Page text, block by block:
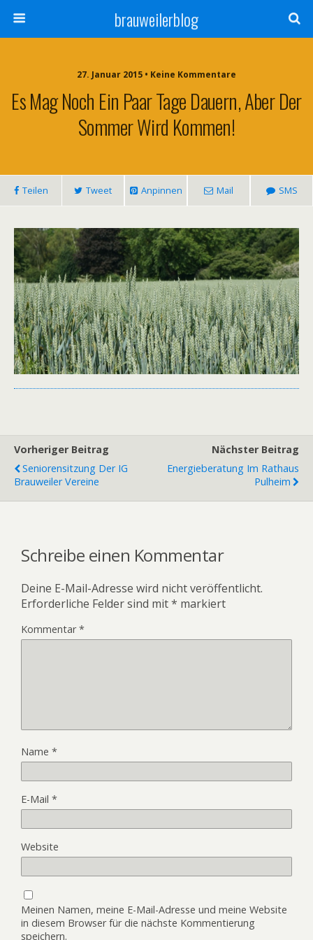
brauweilerblog
27. Januar 2015 • Keine Kommentare
Es Mag Noch Ein Paar Tage Dauern, Aber Der
Sommer Wird Kommen!
Teilen Tweet Anpinnen Mail SMS
Vorheriger Beitrag
Seniorensitzung Der IG
Brauweiler Vereine
Nächster Beitrag
Energieberatung Im Rathaus
Pulheim
Schreibe einen Kommentar
Deine E-Mail-Adresse wird nicht veröffentlicht.
Erforderliche Felder sind mit* markiert
Kommentar*
Name *
E-Mail *
Website
Meinen Namen, meine E-Mail-Adresse und meine Website
in diesem Browser für die nächste Kommentierung
speichern.